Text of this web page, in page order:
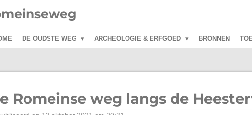
DE OUDSTE WEG ARCHEOLOGIE & ERFGOED BRONNEN
Romeinse weg langs de